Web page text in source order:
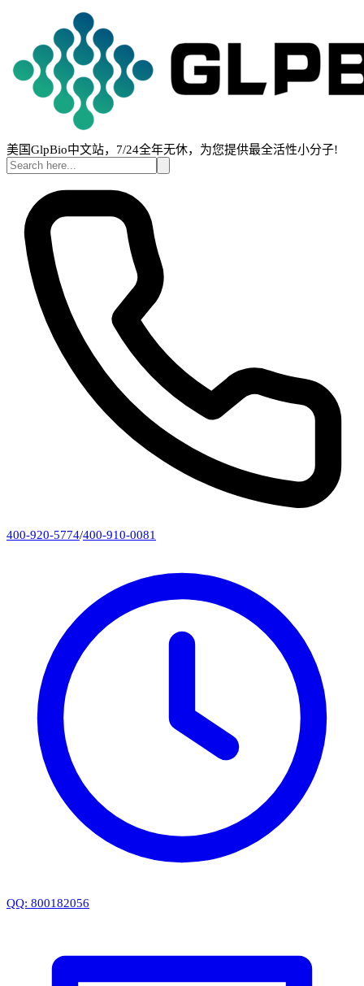
美国GlpBio中文站，7/24全年无休，为您提供最全活性小分子!
400-920-5774/400-910-0081
QQ: 800182056